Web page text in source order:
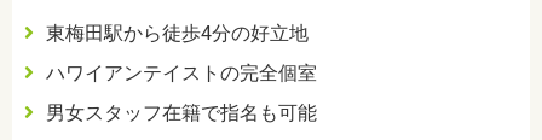
東梅田駅から徒歩4分の好立地
ハワイアンテイストの完全個室
男女スタッフ在籍で指名も可能